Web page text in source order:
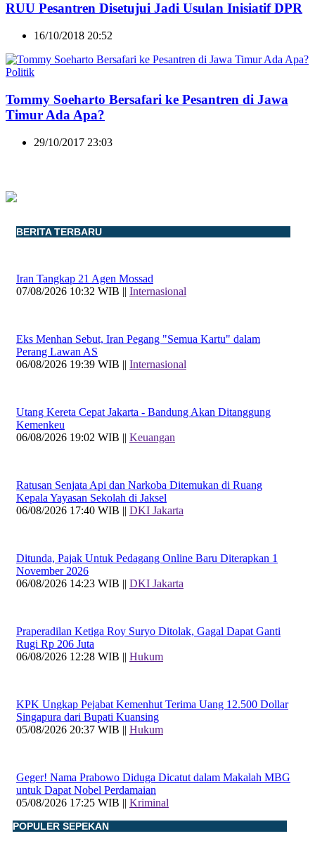
RUU Pesantren Disetujui Jadi Usulan Inisiatif DPR
16/10/2018 20:52
Politik
Tommy Soeharto Bersafari ke Pesantren di Jawa
Timur Ada Apa?
29/10/2017 23:03
BERITA TERBARU
Iran Tangkap 21 Agen Mossad
07/08/2026 10:32 WIB || Internasional
Eks Menhan Sebut, Iran Pegang "Semua Kartu" dalam
Perang Lawan AS
06/08/2026 19:39 WIB || Internasional
Utang Kereta Cepat Jakarta - Bandung Akan Ditanggung
Kemenkeu
06/08/2026 19:02 WIB || Keuangan
Ratusan Senjata Api dan Narkoba Ditemukan di Ruang
Kepala Yayasan Sekolah di Jaksel
06/08/2026 17:40 WIB || DKI Jakarta
Ditunda, Pajak Untuk Pedagang Online Baru Diterapkan 1
November 2026
06/08/2026 14:23 WIB || DKI Jakarta
Praperadilan Ketiga Roy Suryo Ditolak, Gagal Dapat Ganti
Rugi Rp 206 Juta
06/08/2026 12:28 WIB || Hukum
KPK Ungkap Pejabat Kemenhut Terima Uang 12.500 Dollar
Singapura dari Bupati Kuansing
05/08/2026 20:37 WIB || Hukum
Geger! Nama Prabowo Diduga Dicatut dalam Makalah MBG
untuk Dapat Nobel Perdamaian
05/08/2026 17:25 WIB || Kriminal
POPULER SEPEKAN